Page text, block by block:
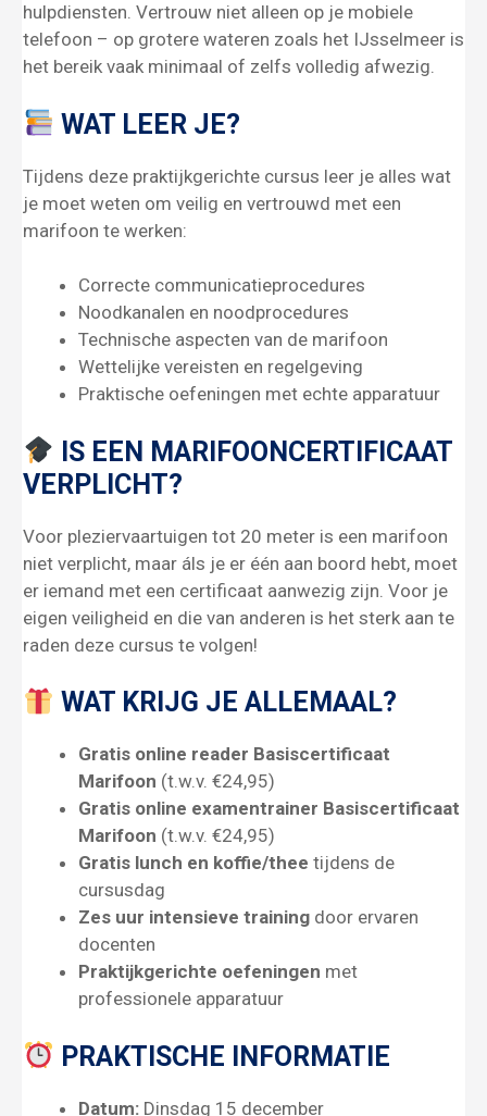
hulpdiensten. Vertrouw niet alleen op je mobiele
telefoon – op grotere wateren zoals het IJsselmeer is
het bereik vaak minimaal of zelfs volledig afwezig.
WAT LEER JE?
Tijdens deze praktijkgerichte cursus leer je alles wat
je moet weten om veilig en vertrouwd met een
marifoon te werken:
Correcte communicatieprocedures
Noodkanalen en noodprocedures
Technische aspecten van de marifoon
Wettelijke vereisten en regelgeving
Praktische oefeningen met echte apparatuur
IS EEN MARIFOONCERTIFICAAT
VERPLICHT?
Voor pleziervaartuigen tot 20 meter is een marifoon
niet verplicht, maar áls je er één aan boord hebt, moet
er iemand met een certificaat aanwezig zijn. Voor je
eigen veiligheid en die van anderen is het sterk aan te
raden deze cursus te volgen!
WAT KRIJG JE ALLEMAAL?
Gratis online reader Basiscertificaat
Marifoon (t.w.v. €24,95)
Gratis online examentrainer Basiscertificaat
Marifoon (t.w.v. €24,95)
Gratis lunch en koffie/thee tijdens de
cursusdag
Zes uur intensieve training door ervaren
docenten
Praktijkgerichte oefeningen met
professionele apparatuur
PRAKTISCHE INFORMATIE
Datum: Dinsdag 15 december